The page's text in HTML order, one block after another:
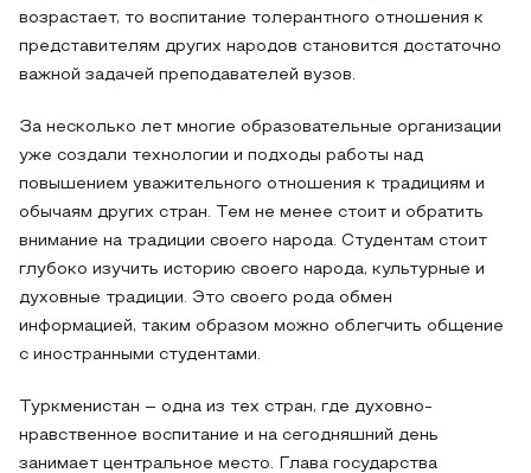
возрастает, то воспитание толерантного отношения к
представителям других народов становится достаточно
важной задачей преподавателей вузов.
За несколько лет многие образовательные организации
уже создали технологии и подходы работы над
повышением уважительного отношения к традициям и
обычаям других стран. Тем не менее стоит и обратить
внимание на традиции своего народа. Студентам стоит
глубоко изучить историю своего народа, культурные и
духовные традиции. Это своего рода обмен
информацией, таким образом можно облегчить общение
с иностранными студентами.
Туркменистан – одна из тех стран, где духовно-
нравственное воспитание и на сегодняшний день
занимает центральное место. Глава государства